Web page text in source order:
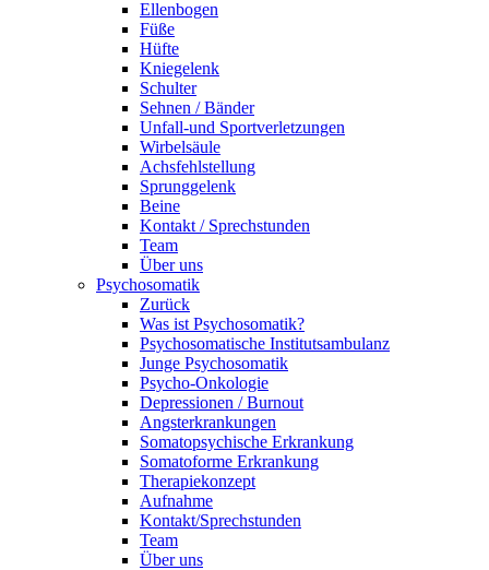
Ellenbogen
Füße
Hüfte
Kniegelenk
Schulter
Sehnen / Bänder
Unfall-und Sportverletzungen
Wirbelsäule
Achsfehlstellung
Sprunggelenk
Beine
Kontakt / Sprechstunden
Team
Über uns
Psychosomatik
Zurück
Was ist Psychosomatik?
Psychosomatische Institutsambulanz
Junge Psychosomatik
Psycho-Onkologie
Depressionen / Burnout
Angsterkrankungen
Somatopsychische Erkrankung
Somatoforme Erkrankung
Therapiekonzept
Aufnahme
Kontakt/Sprechstunden
Team
Über uns